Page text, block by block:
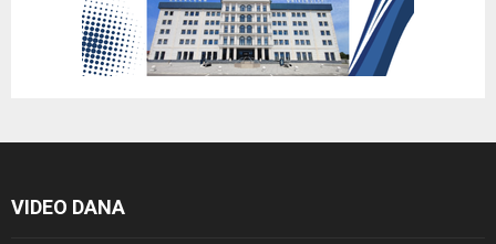
VIDEO DANA